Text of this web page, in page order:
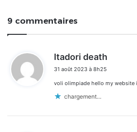
9 commentaires
Itadori death
31 août 2023 à 8h25
voli olimpiade hello my website
chargement…